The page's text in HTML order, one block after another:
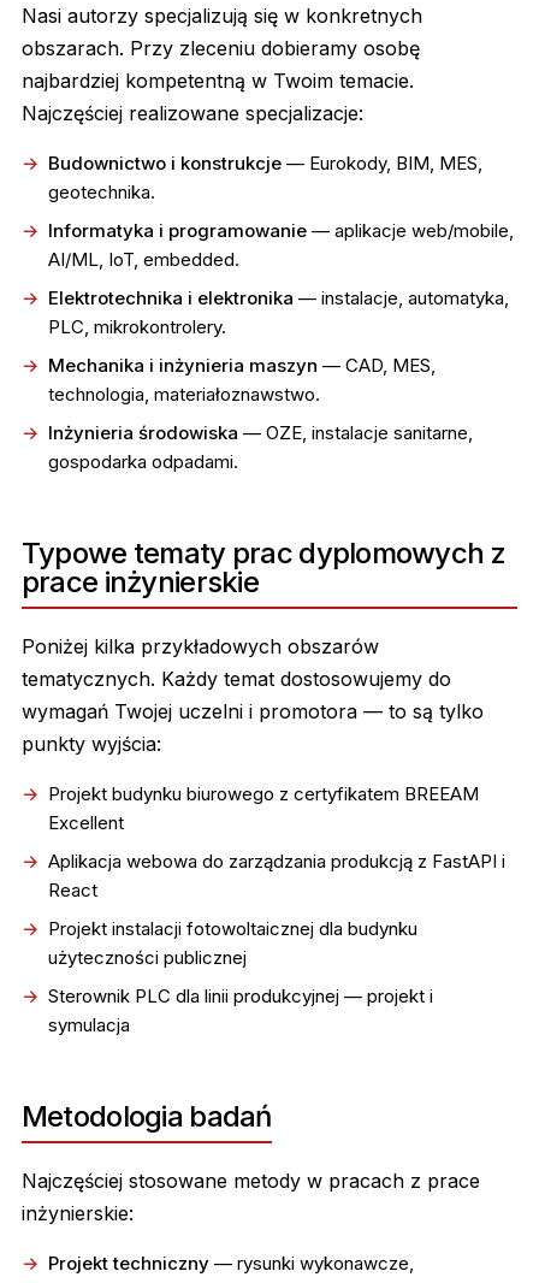
Nasi autorzy specjalizują się w konkretnych
obszarach. Przy zleceniu dobieramy osobę
najbardziej kompetentną w Twoim temacie.
Najczęściej realizowane specjalizacje:
Budownictwo i konstrukcje— Eurokody, BIM, MES,
geotechnika.
Informatyka i programowanie— aplikacje web/mobile,
AI/ML, IoT, embedded.
Elektrotechnika i elektronika — instalacje, automatyka,
PLC, mikrokontrolery.
Mechanika i inżynieria maszyn — CAD, MES,
technologia, materiałoznawstwo.
Inżynieria środowiska — OZE, instalacje sanitarne,
gospodarka odpadami.
Typowe tematy prac dyplomowych z
prace inżynierskie
Poniżej kilka przykładowych obszarów
tematycznych. Każdy temat dostosowujemy do
wymagań Twojej uczelni i promotora — to są tylko
punkty wyjścia:
Projekt budynku biurowego z certyfikatem BREEAM
Excellent
Aplikacja webowa do zarządzania produkcją z FastAPI i
React
Projekt instalacji fotowoltaicznej dla budynku
użyteczności publicznej
Sterownik PLC dla linii produkcyjnej — projekt i
symulacja
Metodologia badań
Najczęściej stosowane metody w pracach z prace
inżynierskie:
Projekt techniczny— rysunki wykonawcze,